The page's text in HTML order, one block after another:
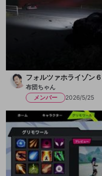
フォルツァホライゾン
布団ちゃん
メンバー
2026/5/25